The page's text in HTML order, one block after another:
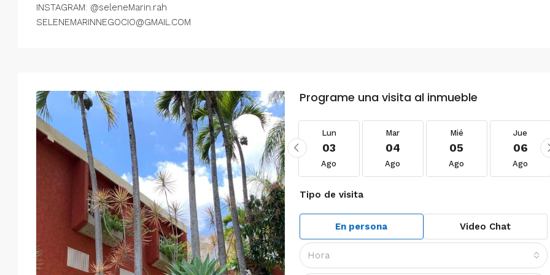
INSTAGRAM: @seleneMarin.rah
SELENEMARINNEGOCIO@GMAIL.COM
Programe una visita al inmueble
14
Sáb
15
Ago
Dom
16
Ago
Lun
17
Ago
Lun
03
Ago
Mar
04
Ago
Mié
05
Ago
Jue
06
Ago
Tipo de visita
En persona Video Chat
Hora